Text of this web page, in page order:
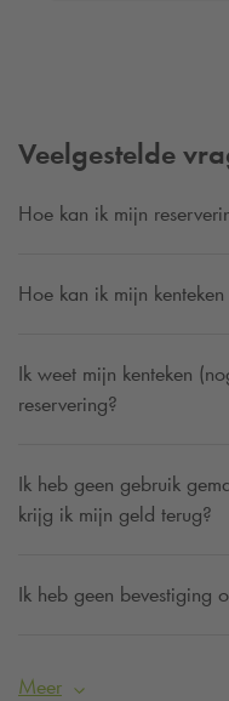
Veelgestelde
Hoe kan ik mijn
Hoe kan ik mijn
Ik weet mijn kenteken
reservering?
Ik heb geen gebruik
krijg ik mijn geld terug?
Ik heb geen bevestiging
Meer